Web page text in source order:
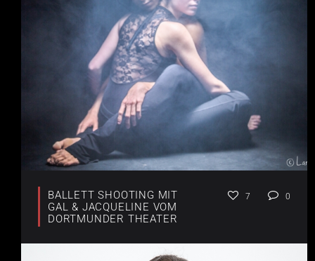
BALLETT SHOOTING MIT
GAL & JACQUELINE VOM
DORTMUNDER THEATER
7 0